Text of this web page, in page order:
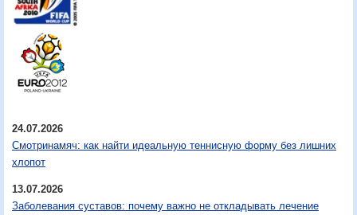
24.07.2026
Смотринамяч: как найти идеальную теннисную форму без лишних
хлопот
13.07.2026
Заболевания суставов: почему важно не откладывать лечение